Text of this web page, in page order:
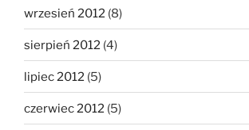
wrzesień 2012 (8)
sierpień 2012 (4)
lipiec 2012 (5)
czerwiec 2012 (5)